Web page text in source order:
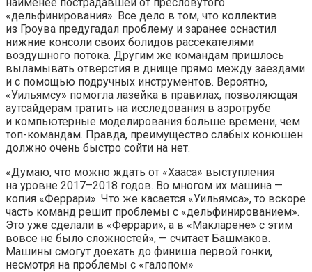
«дельфинирования». Все дело в том, что коллектив
из Гроува предугадал проблему и заранее оснастил
нижние консоли своих болидов рассекателями
воздушного потока. Другим же командам пришлось
выламывать отверстия в днище прямо между заездами
и с помощью подручных инструментов. Вероятно,
«Уильямсу» помогла лазейка в правилах, позволяющая
аутсайдерам тратить на исследования в аэротрубе
и компьютерные моделирования больше времени, чем
топ-командам. Правда, преимущество слабых конюшен
должно очень быстро сойти на нет.
«Думаю, что можно ждать от «Хааса» выступления
на уровне 2017–2018 годов. Во многом их машина —
копия «Феррари». Что же касается «Уильямса», то вскоре
часть команд решит проблемы с «дельфинированием».
Это уже сделали в «Феррари», а в «Макларене» с этим
вовсе не было сложностей», — считает Башмаков.
Машины смогут доехать до финиша первой гонки,
несмотря на проблемы с «галопом»